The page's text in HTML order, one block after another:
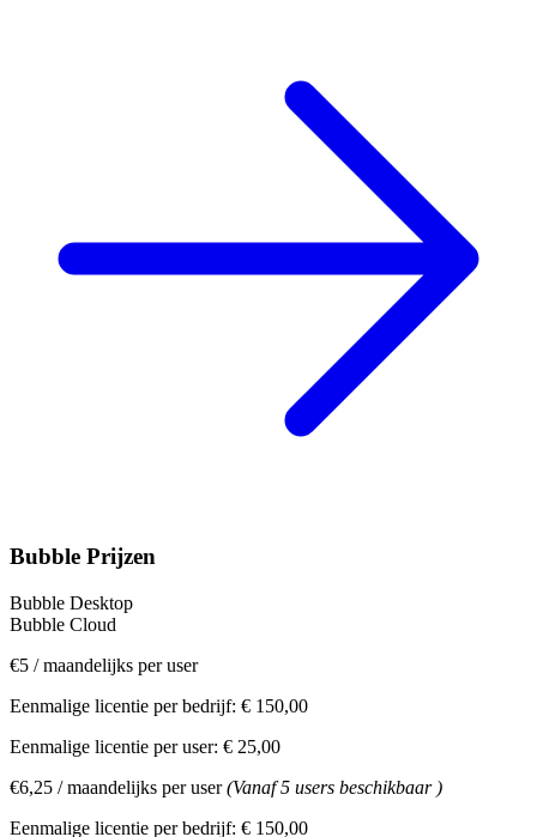
Bubble Prijzen
Bubble Desktop
Bubble Cloud
€5 /maandelijks per user
Eenmalige licentie per bedrijf: € 150,00
Eenmalige licentie per user: € 25,00
€6,25 /maandelijks per user (Vanaf 5 users beschikbaar )
Eenmalige licentie per bedrijf: € 150,00